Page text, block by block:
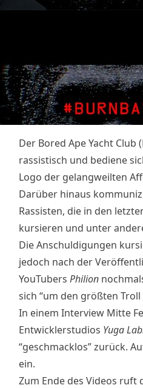
Der Bored Ape Yacht Club
rassistisch und bediene
Logo der gelangweilten
Darüber hinaus
Rassisten, die in den
kursieren und unter
Die Anschuldigungen
jedoch nach der
YouTubers Philion
sich “um den größten
In einem Interview Mitte
Entwicklerstudios Yuga
“geschmacklos” zurück.
ein.
Zum Ende des Videos ruft